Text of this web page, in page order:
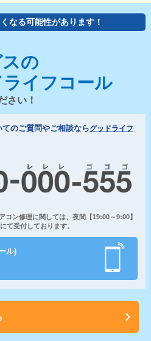
なる可能性があります！
の
イフコール
さい！
のご質問やご相談ならグッドライフ
ン修理に関しては、夜間【19:00～9:00】
て受付しております。
ル)